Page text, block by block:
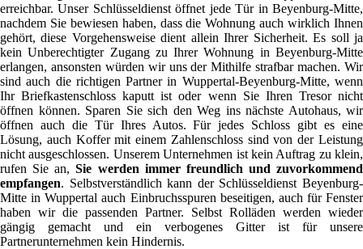
erreichbar. Unser Schlüsseldienst öffnet jede Tür in Beyenburg-Mitte,
nachdem Sie bewiesen haben, dass die Wohnung auch wirklich Ihnen
gehört, diese Vorgehensweise dient allein Ihrer Sicherheit. Es soll ja
kein Unberechtigter Zugang zu Ihrer Wohnung in Beyenburg-Mitte
erlangen, ansonsten würden wir uns der Mithilfe strafbar machen. Wir
sind auch die richtigen Partner in Wuppertal-Beyenburg-Mitte, wenn
Ihr Briefkastenschloss kaputt ist oder wenn Sie Ihren Tresor nicht
öffnen können. Sparen Sie sich den Weg ins nächste Autohaus, wir
öffnen auch die Tür Ihres Autos. Für jedes Schloss gibt es eine
Lösung, auch Koffer mit einem Zahlenschloss sind von der Leistung
nicht ausgeschlossen. Unserem Unternehmen ist kein Auftrag zu klein,
rufen Sie an,Sie werden immer freundlich und zuvorkommend
empfangen. Selbstverständlich kann der Schlüsseldienst Beyenburg-
Mitte in Wuppertal auch Einbruchsspuren beseitigen, auch für Fenster
haben wir die passenden Partner. Selbst Rolläden werden wieder
gängig gemacht und ein verbogenes Gitter ist für unsere
Partnerunternehmen kein Hindernis.